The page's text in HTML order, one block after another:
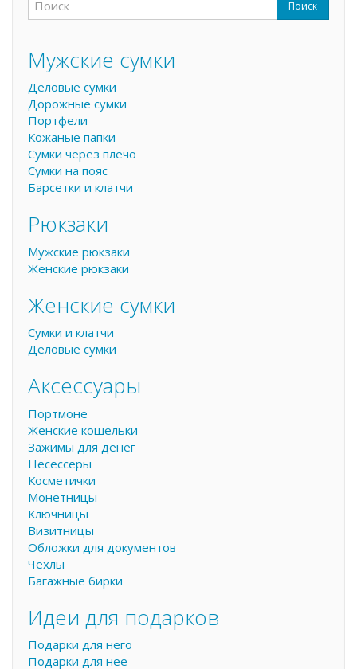
Форма поиска Поиск
Мужские сумки
Деловые сумки
Дорожные сумки
Портфели
Кожаные папки
Сумки через плечо
Сумки на пояс
Барсетки и клатчи
Рюкзаки
Мужские рюкзаки
Женские рюкзаки
Женские сумки
Сумки и клатчи
Деловые сумки
Аксессуары
Портмоне
Женские кошельки
Зажимы для денег
Несессеры
Косметички
Монетницы
Ключницы
Визитницы
Обложки для документов
Чехлы
Багажные бирки
Идеи для подарков
Подарки для него
Подарки для нее